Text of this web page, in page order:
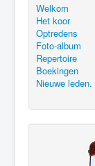
Welkom
Het koor
Optredens
Foto-album
Repertoire
Boekingen
Nieuwe leden.